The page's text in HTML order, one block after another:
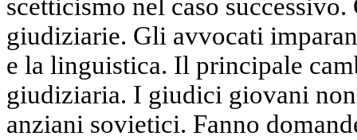
scetticismo nel caso
giudiziarie. Gli avvocati
e la linguistica. Il principale
giudiziaria. I giudici giovani
anziani sovietici. Fanno